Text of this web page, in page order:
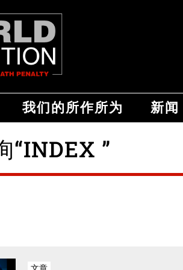
我们的所作所为 新闻
“INDEX ”
文章